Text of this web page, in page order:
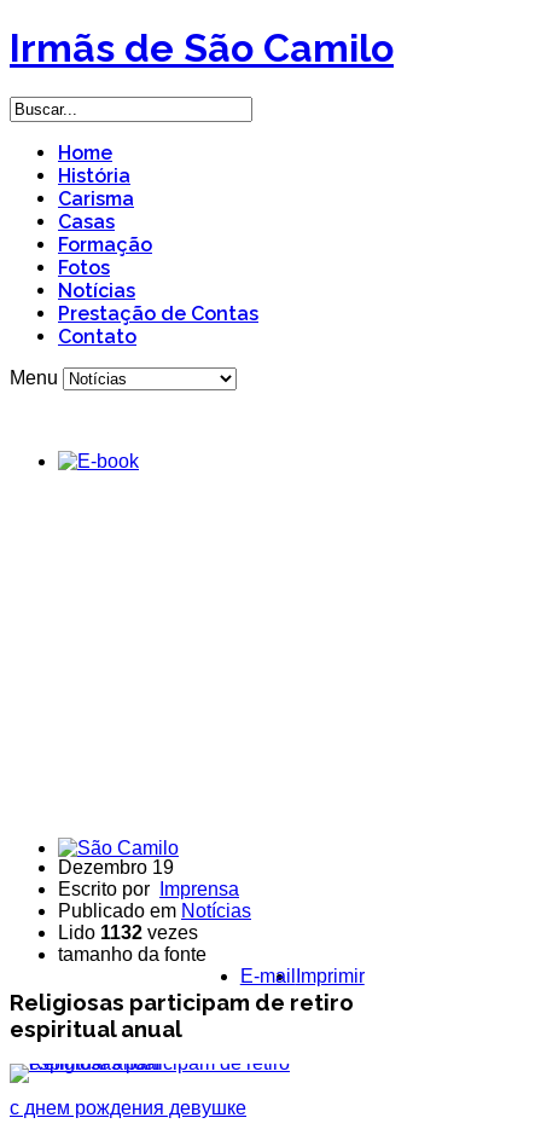
Irmãs de São Camilo
Home
História
Carisma
Casas
Formação
Fotos
Notícias
Prestação de Contas
Contato
Menu
Dezembro 19
Escrito por
Imprensa
Publicado em Notícias
Lido 1132 vezes
tamanho da fonte
Imprimir
E-mail
Religiosas participam de retiro
espiritual anual
с днем рождения девушке